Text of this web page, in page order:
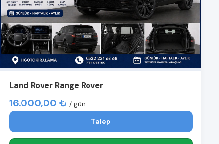
Land Rover Range Rover
16.000,00 ₺ / gün
Talep